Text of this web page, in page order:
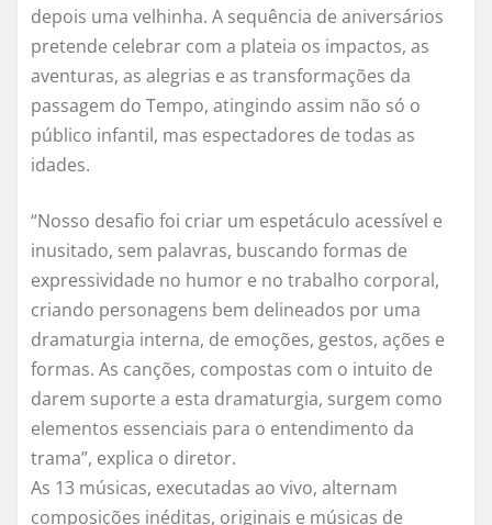
depois uma velhinha. A sequência de aniversários
pretende celebrar com a plateia os impactos, as
aventuras, as alegrias e as transformações da
passagem do Tempo, atingindo assim não só o
público infantil, mas espectadores de todas as
idades.
“Nosso desafio foi criar um espetáculo acessível e
inusitado, sem palavras, buscando formas de
expressividade no humor e no trabalho corporal,
criando personagens bem delineados por uma
dramaturgia interna, de emoções, gestos, ações e
formas. As canções, compostas com o intuito de
darem suporte a esta dramaturgia, surgem como
elementos essenciais para o entendimento da
trama”, explica o diretor.
As 13 músicas, executadas ao vivo, alternam
composições inéditas, originais e músicas de